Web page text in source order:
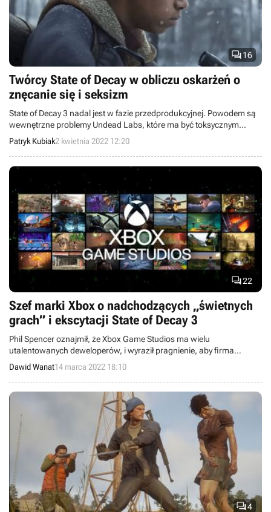
16
Twórcy State of Decay w obliczu oskarżeń o
znęcanie się i seksizm
State of Decay 3 nadal jest w fazie przedprodukcyjnej. Powodem są
wewnętrzne problemy Undead Labs, które ma być toksycznym
miejscem pracy.
Patryk Kubiak2 kwietnia 2022 12:20
22
Szef marki Xbox o nadchodzących „świetnych
grach” i ekscytacji State of Decay 3
Phil Spencer oznajmił, że Xbox Game Studios ma wielu
utalentowanych deweloperów, i wyraził pragnienie, aby firma
zapewniała stały dopływ świetnych gier.
Dawid Wanat14 marca 2022 18:10
4